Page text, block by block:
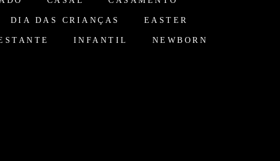
DIA DAS CRIANÇAS EASTER
INFANTIL NEWBORN